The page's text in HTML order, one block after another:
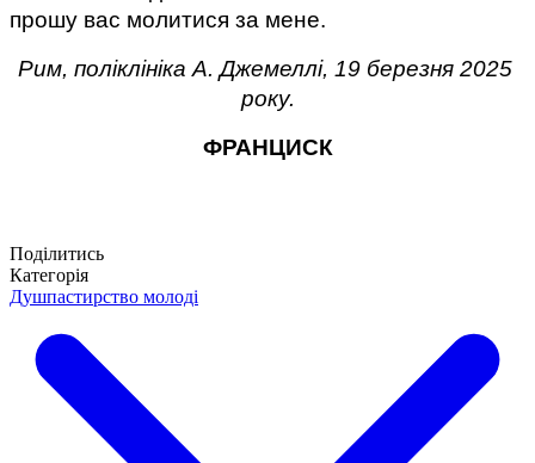
прошу вас молитися за мене.
Рим, поліклініка А. Джемеллі, 19 березня 2025
року.
ФРАНЦИСК
Поділитись
Категорія
Душпастирство молоді